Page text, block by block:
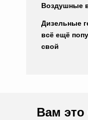
Воздушные
Дизельные
всё ещё
свой
Вам это